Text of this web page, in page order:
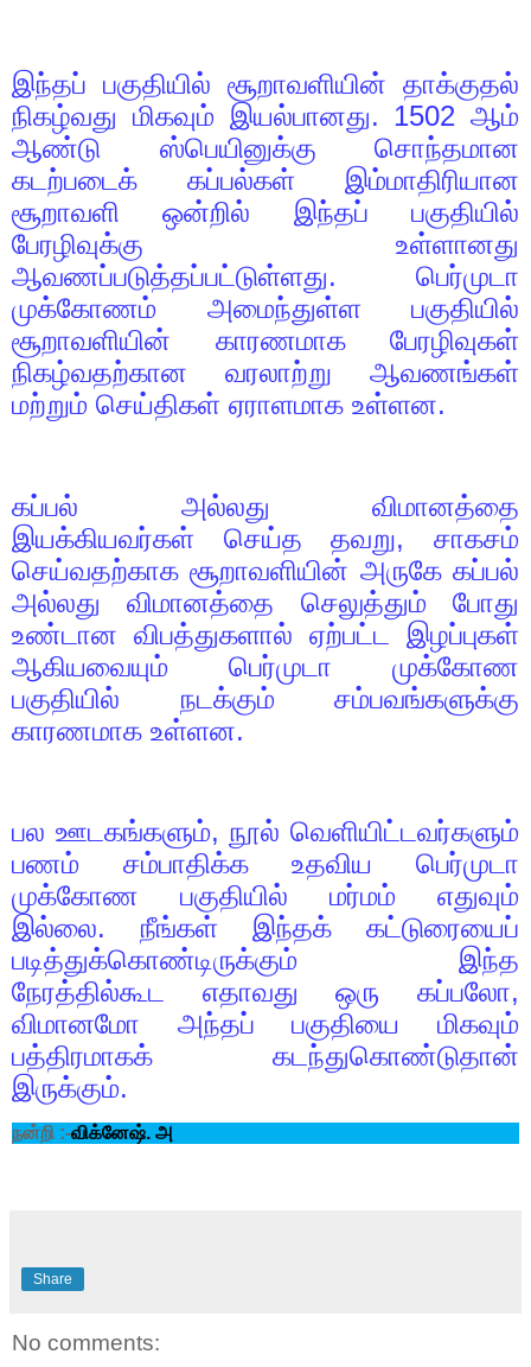
இந்தப் பகுதியில் சூறாவளியின் தாக்குதல்
நிகழ்வது மிகவும் இயல்பானது. 1502 ஆம்
ஆண்டு ஸ்பெயினுக்கு சொந்தமான
கடற்படைக் கப்பல்கள் இம்மாதிரியான
சூறாவளி ஒன்றில் இந்தப் பகுதியில்
பேரழிவுக்கு உள்ளானது
ஆவணப்படுத்தப்பட்டுள்ளது. பெர்முடா
முக்கோணம் அமைந்துள்ள பகுதியில்
சூறாவளியின் காரணமாக பேரழிவுகள்
நிகழ்வதற்கான வரலாற்று ஆவணங்கள்
மற்றும் செய்திகள் ஏராளமாக உள்ளன.
கப்பல் அல்லது விமானத்தை
இயக்கியவர்கள் செய்த தவறு,சாகசம்
செய்வதற்காக சூறாவளியின் அருகே கப்பல்
அல்லது விமானத்தை செலுத்தும் போது
உண்டான விபத்துகளால் ஏற்பட்ட இழப்புகள்
ஆகியவையும் பெர்முடா முக்கோண
பகுதியில் நடக்கும் சம்பவங்களுக்கு
காரணமாக உள்ளன.
பல ஊடகங்களும், நூல் வெளியிட்டவர்களும்
பணம் சம்பாதிக்க உதவிய பெர்முடா
முக்கோண பகுதியில் மர்மம் எதுவும்
இல்லை. நீங்கள் இந்தக் கட்டுரையைப்
படித்துக்கொண்டிருக்கும் இந்த
நேரத்தில்கூட எதாவது ஒரு கப்பலோ,
விமானமோ அந்தப் பகுதியை மிகவும்
பத்திரமாகக் கடந்துகொண்டுதான்
இருக்கும்.
நன்றி :-விக்னேஷ். அ
Share
No comments: